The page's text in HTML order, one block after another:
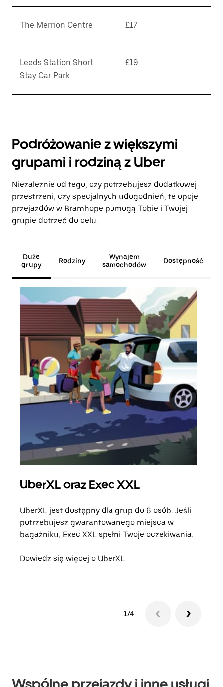
The Merrion Centre £17
Leeds Station Short
Stay Car Park
£19
Podróżowanie z większymi
grupami i rodziną z Uber
Niezależnie od tego, czy potrzebujesz dodatkowej
przestrzeni, czy specjalnych udogodnień, te opcje
przejazdów w Bramhope pomogą Tobie i Twojej
grupie dotrzeć do celu.
Duże
grupy
Rodziny
Wynajem
samochodów
Dostępność
UberXL oraz Exec XXL
UberXL jest dostępny dla grup do 6 osób. Jeśli
potrzebujesz gwarantowanego miejsca w
bagażniku, Exec XXL spełni Twoje oczekiwania.
Dowiedz się więcej o UberXL
1/4
Wspólne przejazdy i inne usługi